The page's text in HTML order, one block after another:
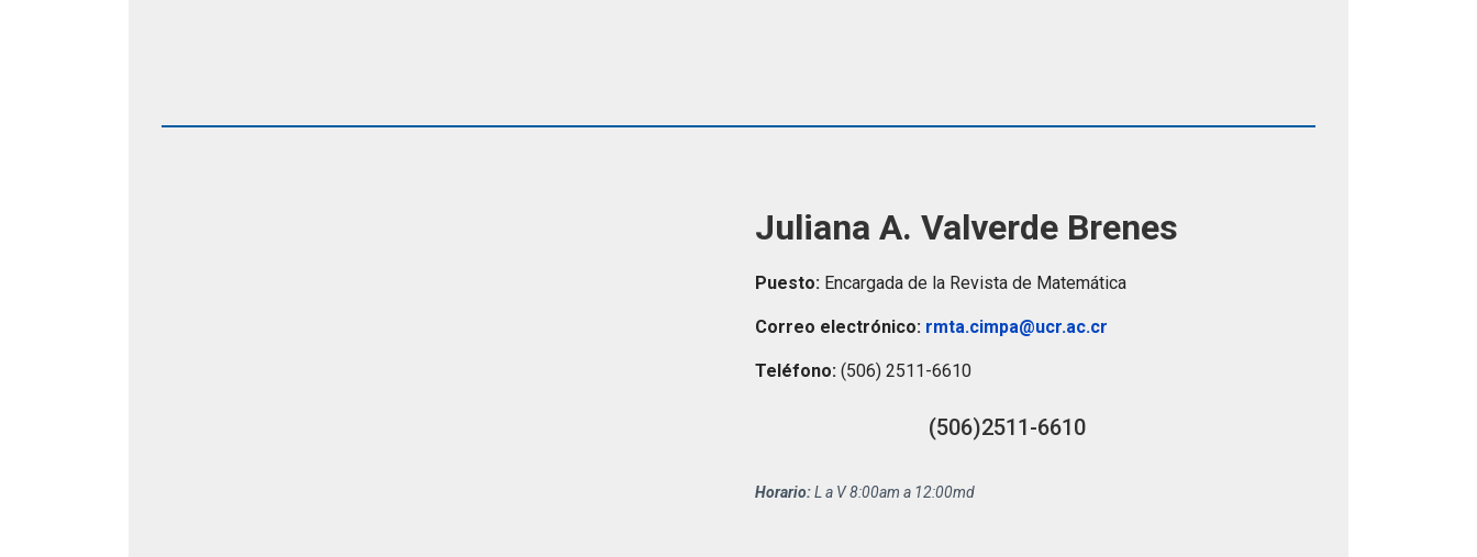
Juliana A. Valverde Brenes
Puesto: Encargada de la Revista de Matemática
Correo electrónico: rmta.cimpa@ucr.ac.cr
Teléfono: (506) 2511-6610
(506)2511-6610
Horario:L a V 8:00am a 12:00md